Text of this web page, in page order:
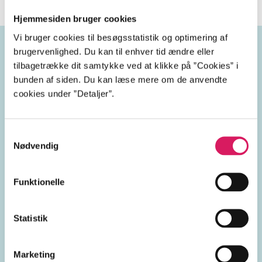
Hjemmesiden bruger cookies
Vi bruger cookies til besøgsstatistik og optimering af
brugervenlighed. Du kan til enhver tid ændre eller
tilbagetrække dit samtykke ved at klikke på ”Cookies” i
bunden af siden. Du kan læse mere om de anvendte
cookies under ”Detaljer”.
Nødvendig
Funktionelle
Statistik
Marketing
Emneord
diagnoser
psykiske sygdomme
personer med psykisk sygdom